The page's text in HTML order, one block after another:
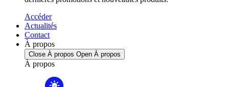
Accéder
Actualités
Contact
À propos
Close À propos Open À propos
À propos